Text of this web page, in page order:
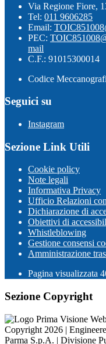
Via Regione Fiore,
Tel: 011 9606285
Email:
PEC:
mail
C.F.: 91015300014
Codice
Seguici su
Instagram
Sezione Link Utili
Cookie policy
Note legali
Informativa Privacy
Ufficio Relazioni
Dichiarazione di
Obiettivi di
Whistleblowing
Gestione consensi
Amministrazione
Pagina visualizzata
Sezione Copyright
Copyright 2026 |
Parma S.p.A. | Divisione